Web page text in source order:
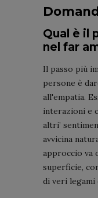
Qual è il
nel far
Il passo più
persone è
all'empatia.
interazioni e
altri’
avvicina
approccio va
superficie,
di veri legami